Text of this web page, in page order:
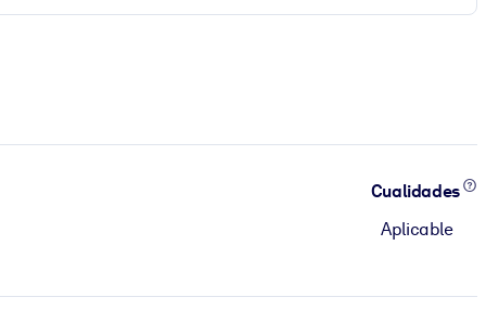
Cualidades
Aplicable